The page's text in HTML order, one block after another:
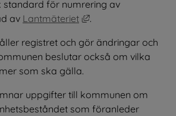
standard för numrering av
av Lantmäteriet Länk till annan
.
registret och gör ändringar och
beslutar också om vilka
som ska gälla.
uppgifter till kommunen om
som föranleder